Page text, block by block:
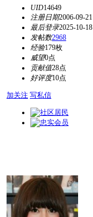
UID14649
注册日期2006-09-21
最后登录2025-10-18
发帖数2968
经验179枚
威望0点
贡献值28点
好评度10点
加关注 写私信